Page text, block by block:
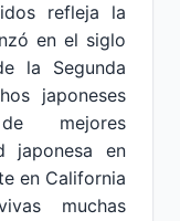
refleja la
en el siglo
la Segunda
japoneses
mejores
japonesa en
en California
muchas